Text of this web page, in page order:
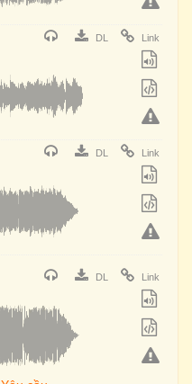
DL Link
DL Link
DL Link